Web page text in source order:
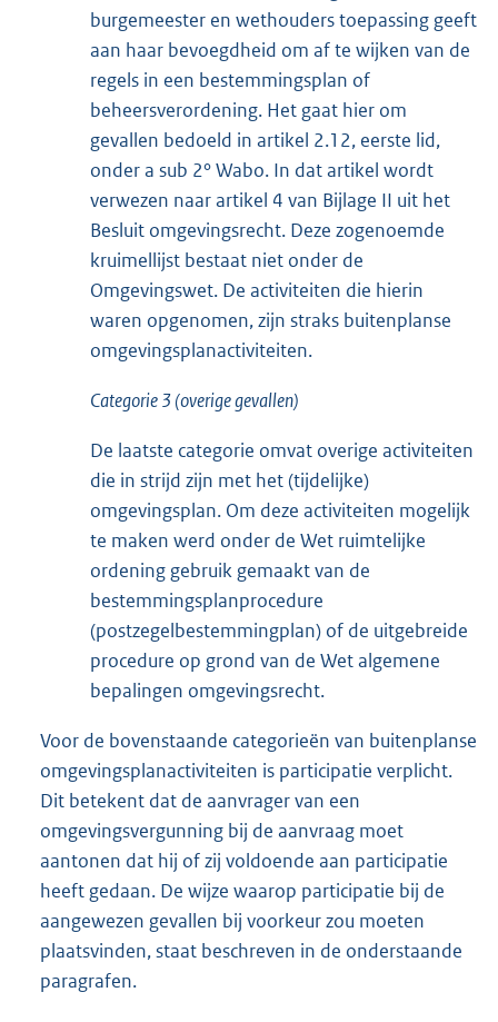
burgemeester en wethouders toepassing geeft
aan haar bevoegdheid om af te wijken van de
regels in een bestemmingsplan of
beheersverordening. Het gaat hier om
gevallen bedoeld in artikel 2.12, eerste lid,
onder a sub 2° Wabo. In dat artikel wordt
verwezen naar artikel 4 van Bijlage II uit het
Besluit omgevingsrecht. Deze zogenoemde
kruimellijst bestaat niet onder de
Omgevingswet. De activiteiten die hierin
waren opgenomen, zijn straks buitenplanse
omgevingsplanactiviteiten.
Categorie 3 (overige gevallen)
De laatste categorie omvat overige activiteiten
die in strijd zijn met het (tijdelijke)
omgevingsplan. Om deze activiteiten mogelijk
te maken werd onder de Wet ruimtelijke
ordening gebruik gemaakt van de
bestemmingsplanprocedure
(postzegelbestemmingplan) of de uitgebreide
procedure op grond van de Wet algemene
bepalingen omgevingsrecht.
Voor de bovenstaande categorieën van buitenplanse
omgevingsplanactiviteiten is participatie verplicht.
Dit betekent dat de aanvrager van een
omgevingsvergunning bij de aanvraag moet
aantonen dat hij of zij voldoende aan participatie
heeft gedaan. De wijze waarop participatie bij de
aangewezen gevallen bij voorkeur zou moeten
plaatsvinden, staat beschreven in de onderstaande
paragrafen.